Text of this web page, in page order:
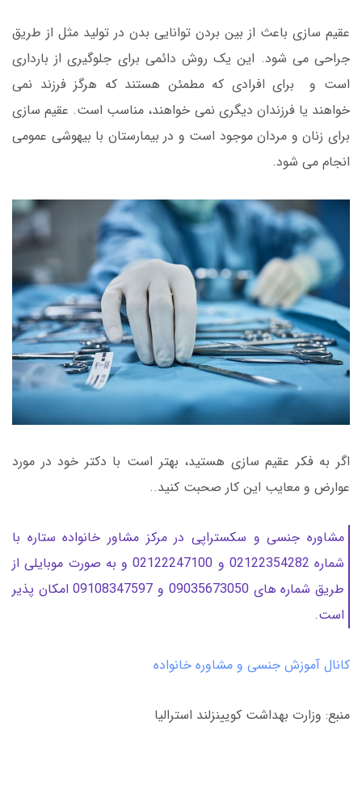
عقیم سازی باعث از بین بردن توانایی بدن در تولید مثل از طریق
جراحی می شود. این یک روش دائمی برای جلوگیری از بارداری
است و برای افرادی که مطمئن هستند که هرگز فرزند نمی
خواهند یا فرزندان دیگری نمی خواهند، مناسب است. عقیم سازی
برای زنان و مردان موجود است و در بیمارستان با بیهوشی عمومی
انجام می شود.
اگر به فکر عقیم سازی هستید، بهتر است با دکتر خود در مورد
عوارض و معایب این کار صحبت کنید..
مشاوره جنسی و سکستراپی در مرکز مشاور خانواده ستاره با
شماره 02122354282 و 02122247100 و به صورت موبایلی از
طریق شماره های 09035673050 و 09108347597 امکان پذیر
است.
کانال آموزش جنسی و مشاوره خانواده
منبع: وزارت بهداشت کویینزلند استرالیا